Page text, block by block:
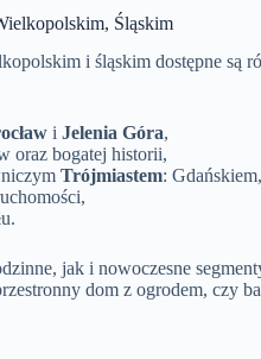
Śląskim
i śląskim dostępne
i Jelenia Góra,
oraz bogatej historii,
Trójmiastem:
jak i nowoczesne
dom z ogrodem, czy